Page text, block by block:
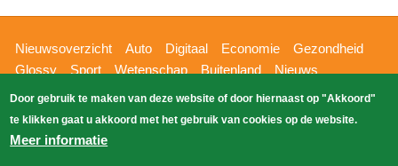
Hoofdnavigatie
Nieuwsoverzicht Auto Digitaal Economie
Gezondheid
Glossy
Sport Wetenschap Buitenland
Nieuws
Bizzpress
Blik op 112 Provincies
Weekoverzicht
Zoeken
Copyright Blik Op Nieuws 2026gehost
Door gebruik te maken van deze website of door hiernaast op "Akkoord"
te klikken gaat u akkoord met het gebruik van cookies op de website.
Meer informatie